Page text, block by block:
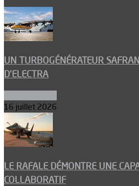
UN TURBOGÉNÉRATEUR
D’ELECTRA
16 juillet 2026
LE RAFALE DÉMONTRE UNE
COLLABORATIF